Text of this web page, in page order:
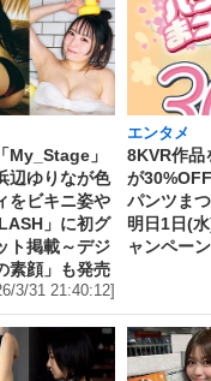
My_Stage」
辺ゆりなが色
をビキニ姿や
」に初グ
ト掲載～デジ
素顔」も発売
3/31 21:40:12]
エンタメ
8KVR作品
が
パンツま
明日1日(
ャンペー